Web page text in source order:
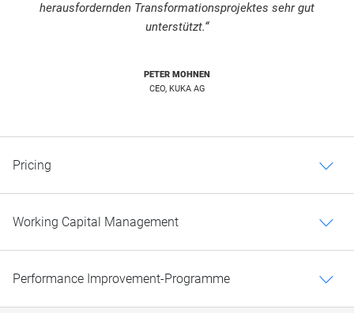
herausfordernden Transformationsprojektes sehr gut
unterstützt.“
PETER MOHNEN
CEO, KUKA AG
Pricing c
Working Capital Management c
Performance Improvement-Programme c